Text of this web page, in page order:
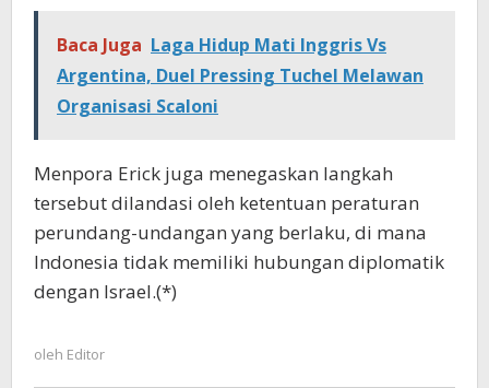
Baca Juga Laga Hidup Mati Inggris Vs
Argentina, Duel Pressing Tuchel Melawan
Organisasi Scaloni
Menpora Erick juga menegaskan langkah
tersebut dilandasi oleh ketentuan peraturan
perundang-undangan yang berlaku, di mana
Indonesia tidak memiliki hubungan diplomatik
dengan Israel.(*)
oleh Editor